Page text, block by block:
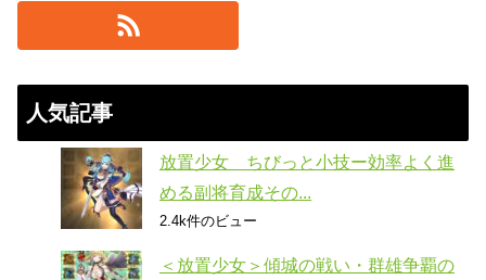
人気記事
放置少女 ちびっと小技ー効率よく進
める副将育成その...
2.4k件のビュー
＜放置少女＞傾城の戦い・群雄争覇の